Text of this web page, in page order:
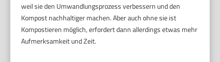
weil sie den Umwandlungsprozess verbessern und den
Kompost nachhaltiger machen. Aber auch ohne sie ist
Kompostieren möglich, erfordert dann allerdings etwas mehr
Aufmerksamkeit und Zeit.